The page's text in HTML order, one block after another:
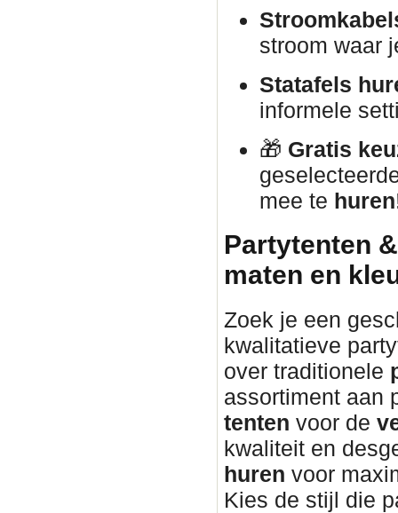
stroom waar
Statafels
informele
🎁 Gratis
mee te huren
Partytenten
maten en
Zoek je een
kwalitatieve
over traditionele
assortiment aan
tenten voor de
kwaliteit en
huren voor
Kies de stijl die